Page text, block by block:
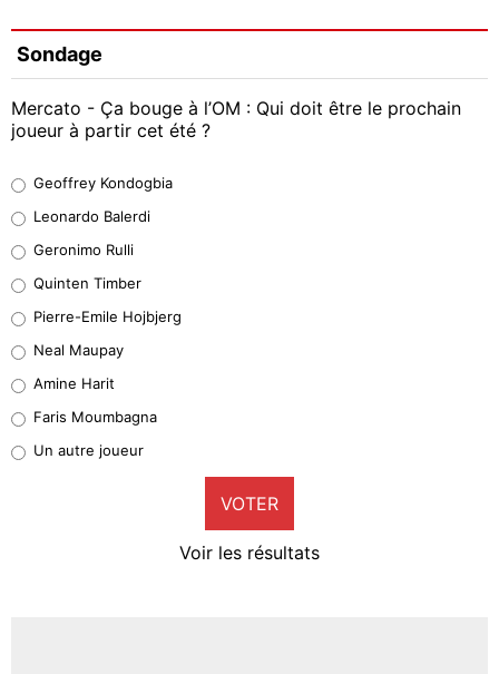
Sondage
Mercato - Ça bouge à l’OM : Qui doit être le prochain
joueur à partir cet été ?
38%
32%
5%
1%
9%
Geoffrey Kondogbia
Leonardo Balerdi
Geronimo Rulli
Quinten Timber
Pierre-Emile Hojbjerg
Neal Maupay
Amine Harit
Faris Moumbagna
Un autre joueur
VOTER
Voir les résultats